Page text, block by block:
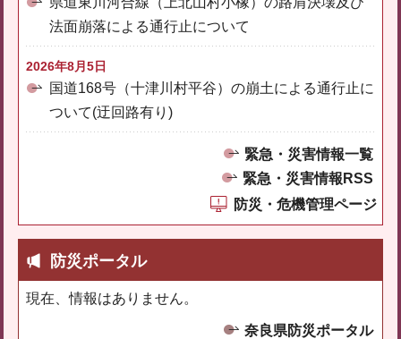
法面崩落による通行止について
2026年8月5日
国道168号（十津川村平谷）の崩土による通行止に
ついて(迂回路有り)
緊急・災害情報一覧
緊急・災害情報RSS
防災・危機管理ページ
防災ポータル
現在、情報はありません。
奈良県防災ポータル